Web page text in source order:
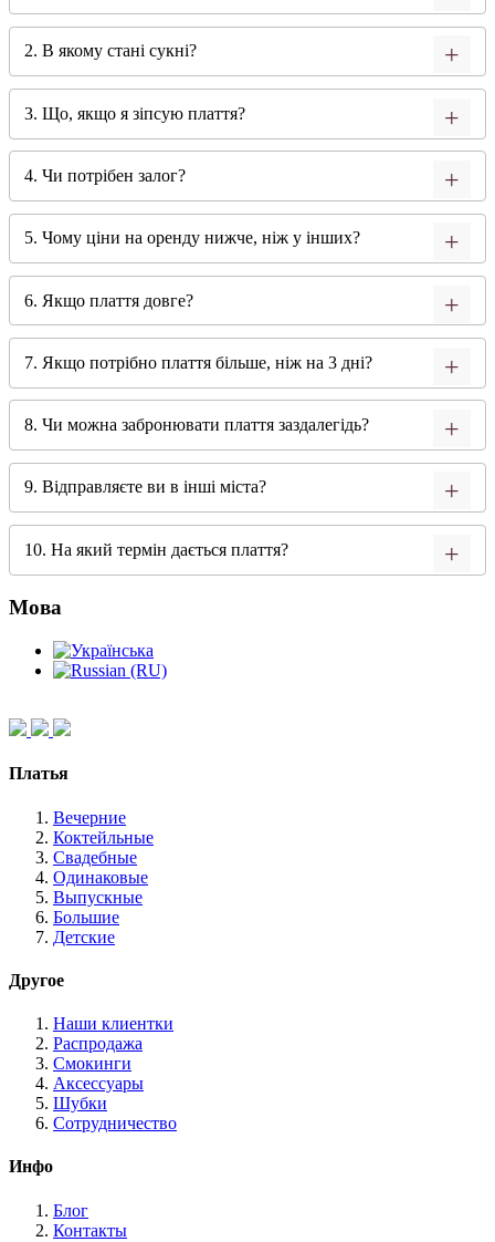
2. В якому стані сукні?
3. Що, якщо я зіпсую плаття?
4. Чи потрібен залог?
5. Чому ціни на оренду нижче, ніж у інших?
6. Якщо плаття довге?
7. Якщо потрібно плаття більше, ніж на 3 дні?
8. Чи можна забронювати плаття заздалегідь?
9. Відправляєте ви в інші міста?
10. На який термін дається плаття?
Мова
Платья
Вечерние
Коктейльные
Свадебные
Одинаковые
Выпускные
Большие
Детские
Другое
Наши клиентки
Распродажа
Смокинги
Аксессуары
Шубки
Сотрудничество
Инфо
Блог
Контакты